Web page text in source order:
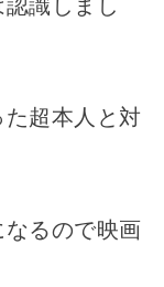
識しまし
超本人と対
るので映画